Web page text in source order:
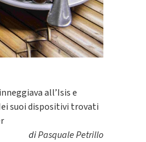
all’Isis e
suoi dispositivi trovati
diPasquale Petrillo